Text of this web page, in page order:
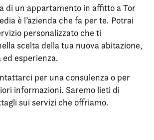
di un appartamento in affitto a Tor
è l’azienda che fa per te. Potrai
personalizzato che ti
scelta della tua nuova abitazione,
esperienza.
per una consulenza o per
informazioni. Saremo lieti di
sui servizi che offriamo.